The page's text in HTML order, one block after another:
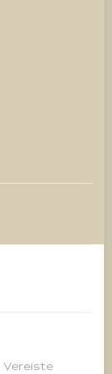
Vereiste